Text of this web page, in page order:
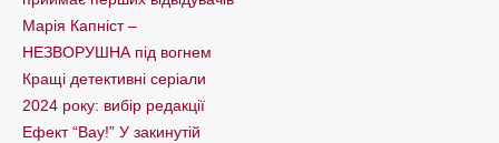
Марія Капніст –
НЕЗВОРУШНА під вогнем
Кращі детективні серіали
2024 року: вибір редакції
Ефект “Вау!” У закинутій